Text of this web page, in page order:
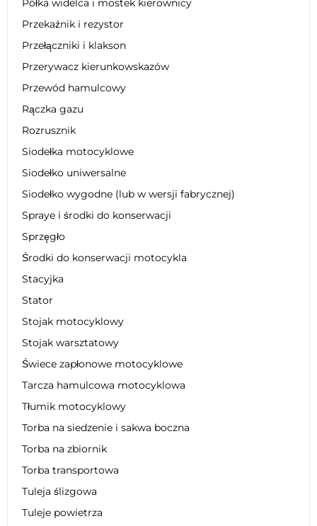
Przekaźnik i rezystor
Przełączniki i klakson
Przerywacz kierunkowskazów
Przewód hamulcowy
Rączka gazu
Rozrusznik
Siodełka motocyklowe
Siodełko uniwersalne
Siodełko wygodne (lub w wersji fabrycznej)
Spraye i środki do konserwacji
Sprzęgło
Środki do konserwacji motocykla
Stacyjka
Stator
Stojak motocyklowy
Stojak warsztatowy
Świece zapłonowe motocyklowe
Tarcza hamulcowa motocyklowa
Tłumik motocyklowy
Torba na siedzenie i sakwa boczna
Torba na zbiornik
Torba transportowa
Tuleja ślizgowa
Tuleje powietrza